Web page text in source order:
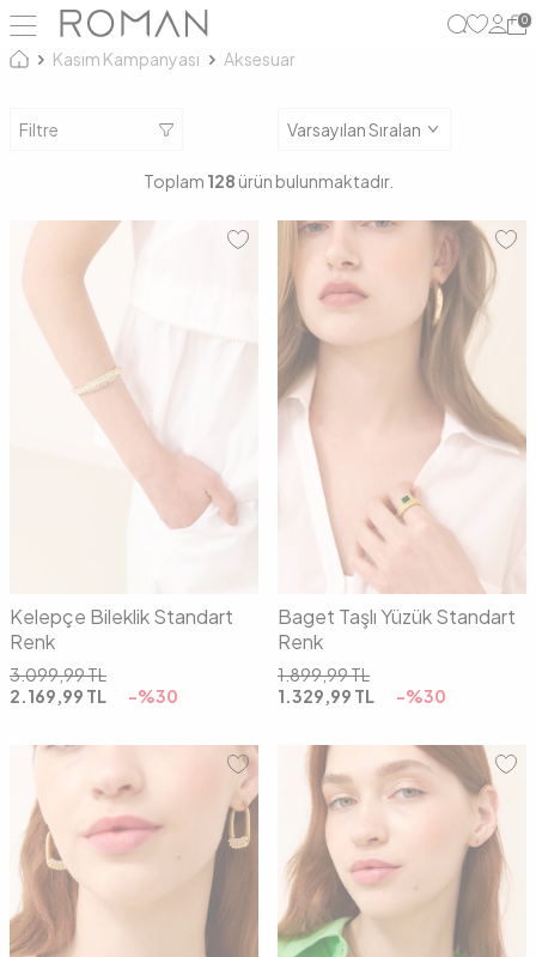
0
Kasım Kampanyası Aksesuar
Filtre
Toplam 128 ürün bulunmaktadır.
00
Kelepçe Bileklik Standart
Renk
3.099,99TL
2.169,99 TL -%30
00
Baget Taşlı Yüzük Standart
Renk
1.899,99TL
1.329,99 TL -%30